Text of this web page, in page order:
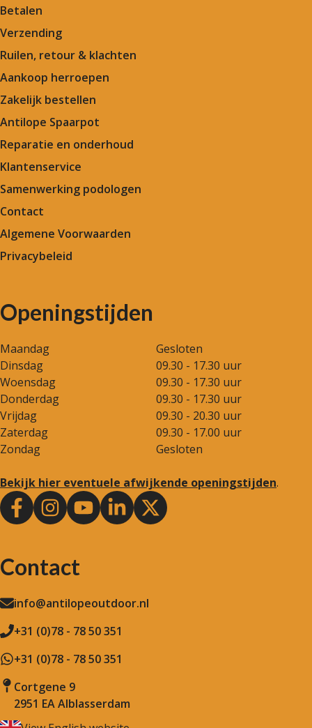
Betalen
Verzending
Ruilen, retour & klachten
Aankoop herroepen
Zakelijk bestellen
Antilope Spaarpot
Reparatie en onderhoud
Klantenservice
Samenwerking podologen
Contact
Algemene Voorwaarden
Privacybeleid
Openingstijden
Maandag
Gesloten
Dinsdag
09.30 - 17.30 uur
Woensdag
09.30 - 17.30 uur
Donderdag
09.30 - 17.30 uur
Vrijdag
09.30 - 20.30 uur
Zaterdag
09.30 - 17.00 uur
Zondag
Gesloten
Bekijk hier eventuele afwijkende openingstijden.
Contact
info@antilopeoutdoor.nl
+31 (0)78 - 78 50 351
+31 (0)78 - 78 50 351
Cortgene 9
2951 EA Alblasserdam